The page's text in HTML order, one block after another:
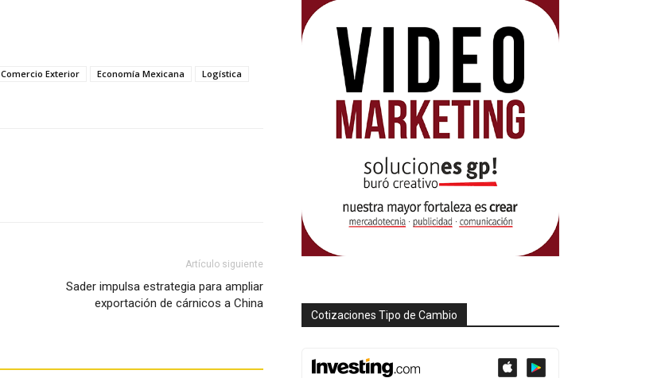
Comercio Exterior Economía Mexicana
Logística
Artículo siguiente
Sader impulsa estrategia para ampliar
exportación de cárnicos a China
Cotizaciones Tipo de Cambio